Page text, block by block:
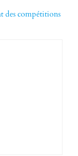
des compétitions